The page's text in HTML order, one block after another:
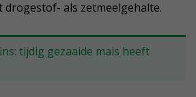
drogestof- als zetmeelgehalte.
tijdig gezaaide mais heeft